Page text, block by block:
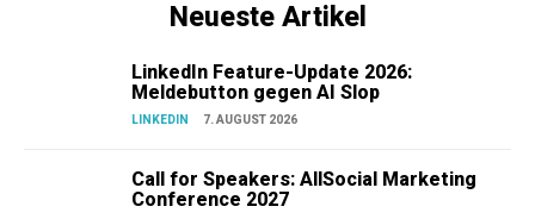
Neueste Artikel
LinkedIn Feature-Update 2026:
Meldebutton gegen AI Slop
LINKEDIN 7. AUGUST 2026
Call for Speakers: AllSocial Marketing
Conference 2027